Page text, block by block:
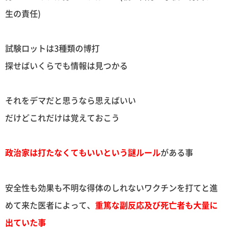
生の責任)
試験ロットは3種類の博打
探せばいくらでも情報は見つかる
それをデマだと思うなら思えばいい
だけどこれだけは覚えておこう
政治家は打たなくてもいいという謎ルールがある事
安全性も効果も不明な得体のしれないワクチンを打てと進
めて来た医者によって、 重篤な副反応及び死亡者も大量に
出ていた事